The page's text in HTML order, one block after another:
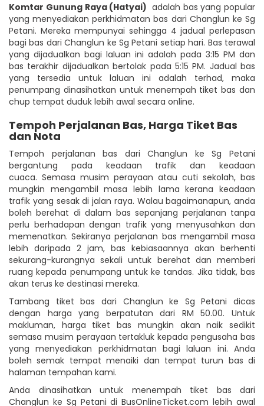
Komtar Gunung Raya (Hatyai) adalah bas yang popular
yang menyediakan perkhidmatan bas dari Changlun ke Sg
Petani. Mereka mempunyai sehingga 4 jadual perlepasan
bagi bas dari Changlun ke Sg Petani setiap hari. Bas terawal
yang dijadualkan bagi laluan ini adalah pada 3:15 PM dan
bas terakhir dijadualkan bertolak pada 5:15 PM. Jadual bas
yang tersedia untuk laluan ini adalah terhad, maka
penumpang dinasihatkan untuk menempah tiket bas dan
chup tempat duduk lebih awal secara online.
Tempoh Perjalanan Bas, Harga Tiket Bas
dan Nota
Tempoh perjalanan bas dari Changlun ke Sg Petani
bergantung pada keadaan trafik dan keadaan
cuaca. Semasa musim perayaan atau cuti sekolah, bas
mungkin mengambil masa lebih lama kerana keadaan
trafik yang sesak di jalan raya. Walau bagaimanapun, anda
boleh berehat di dalam bas sepanjang perjalanan tanpa
perlu berhadapan dengan trafik yang menyusahkan dan
memenatkan. Sekiranya perjalanan bas mengambil masa
lebih daripada 2 jam, bas kebiasaannya akan berhenti
sekurang-kurangnya sekali untuk berehat dan memberi
ruang kepada penumpang untuk ke tandas. Jika tidak, bas
akan terus ke destinasi mereka.
Tambang tiket bas dari Changlun ke Sg Petani dicas
dengan harga yang berpatutan dari RM 50.00. Untuk
makluman, harga tiket bas mungkin akan naik sedikit
semasa musim perayaan tertakluk kepada pengusaha bas
yang menyediakan perkhidmatan bagi laluan ini. Anda
boleh semak tempat menaiki dan tempat turun bas di
halaman tempahan kami.
Anda dinasihatkan untuk menempah tiket bas dari
Changlun ke Sg Petani di BusOnlineTicket.com lebih awal